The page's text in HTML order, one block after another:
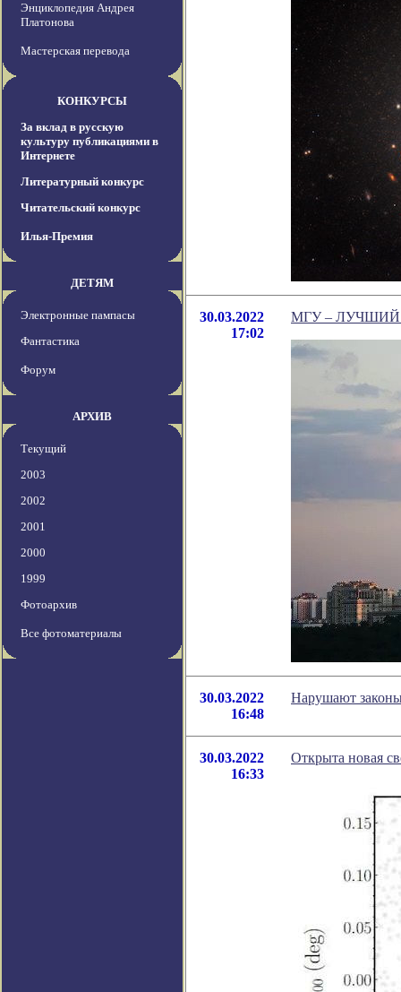
Энциклопедия Андрея
Платонова
Мастерская перевода
КОНКУРСЫ
За вклад в русскую
культуру публикациями в
Интернете
Литературный конкурс
Читательский конкурс
Илья-Премия
ДЕТЯМ
Электронные пампасы
Фантастика
Форум
АРХИВ
Текущий
2003
2002
2001
2000
1999
Фотоархив
Все фотоматериалы
30.03.2022
17:02
МГУ –
30.03.2022
16:48
Нарушают
30.03.2022
16:33
Открыта новая